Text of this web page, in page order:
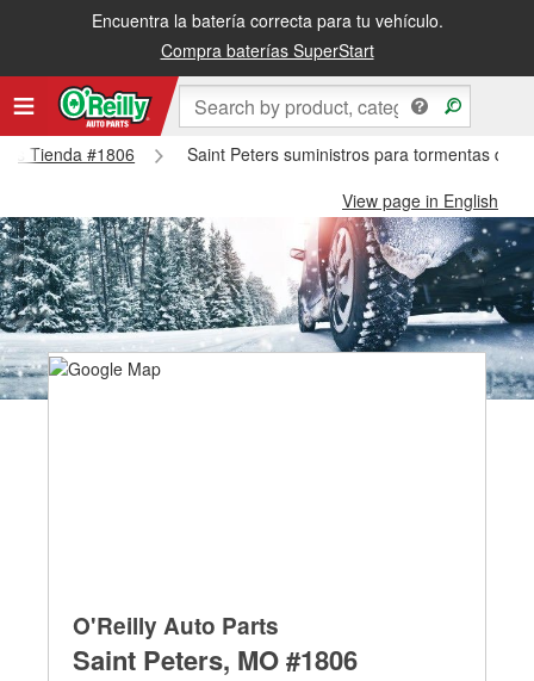
Encuentra la batería correcta para tu vehículo.
Compra baterías SuperStart
Tienda #1806
Saint Peters suministros para tormentas de
View page in English
O'Reilly Auto Parts
Saint Peters, MO #1806